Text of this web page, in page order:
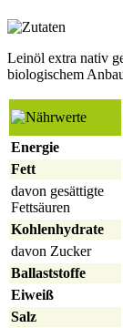
Leinöl extra nativ
biologischem
Energie
Fett
davon gesättigte
Fettsäuren
Kohlenhydrate
davon Zucker
Ballaststoffe
Eiweiß
Salz